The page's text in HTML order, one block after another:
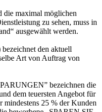
die maximal möglichen
zu sehen, muss in
ausgewählt werden.
den aktuell
Art von Auftrag von
bezeichnen die
dem teuersten Angebot für
mindestens 25 % der Kunden